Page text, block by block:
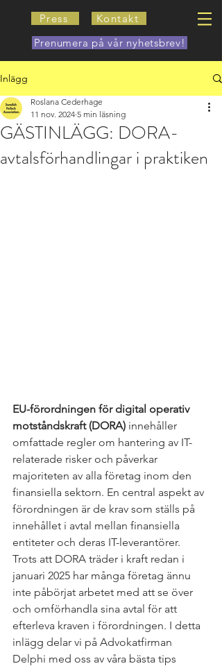
Press
Kontakt
Prenumera på vår nyhetsbrev!
Inlägg
GÄSTINLÄGG: DORA-
avtalsförhandlingar i praktiken
Roslana Cederhage
11 nov. 2024 5 min läsning
EU-förordningen för digital operativ
motståndskraft (DORA) innehåller
omfattade regler om hantering av IT-
relaterade risker och påverkar
majoriteten av alla företag inom den
finansiella sektorn. En central aspekt av
förordningen är de krav som ställs på
innehållet i avtal mellan finansiella
entiteter och deras IT-leverantörer.
Trots att DORA träder i kraft redan i
januari 2025 har många företag ännu
inte påbörjat arbetet med att se över
och omförhandla sina avtal för att
efterleva kraven i förordningen. I detta
inlägg delar vi på Advokatfirman
Delphi med oss av våra bästa tips